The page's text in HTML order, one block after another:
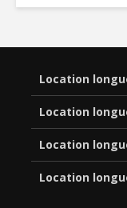
Location
Location
Location
Location